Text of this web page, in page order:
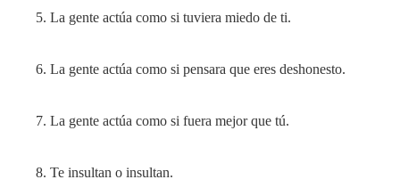
5. La gente actúa como si tuviera miedo de ti.
6. La gente actúa como si pensara que eres deshonesto.
7. La gente actúa como si fuera mejor que tú.
8. Te insultan o insultan.